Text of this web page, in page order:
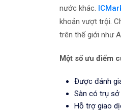
nước khác.
khoản vượt trội.
trên thế giới như
Một số ưu điểm
Được đánh
Sàn có trụ sở
Hỗ trợ giao